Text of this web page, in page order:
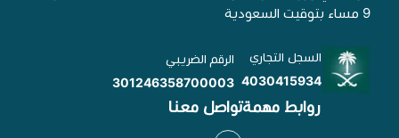
9 مساء بتوقيت السعودية
السجل التجاري
4030415934
الرقم الضريبي
301246358700003
روابط مهمةتواصل معنا